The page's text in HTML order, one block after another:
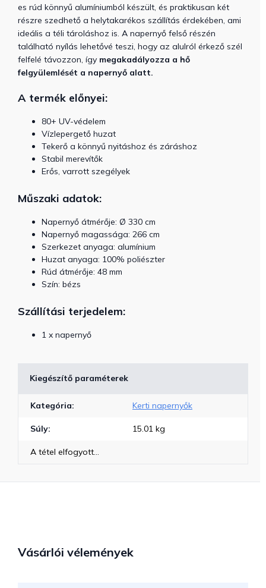
es rúd könnyű alumíniumból készült, és praktikusan két
részre szedhető a helytakarékos szállítás érdekében, ami
ideális a téli tároláshoz is. A napernyő felső részén
található nyílás lehetővé teszi, hogy az alulról érkező szél
felfelé távozzon, így megakadályozza a hő
felgyülemlését a napernyő alatt.
A termék előnyei:
80+ UV-védelem
Vízlepergető huzat
Tekerő a könnyű nyitáshoz és záráshoz
Stabil merevítők
Erős, varrott szegélyek
Műszaki adatok:
Napernyő átmérője: Ø 330 cm
Napernyő magassága: 266 cm
Szerkezet anyaga: alumínium
Huzat anyaga: 100% poliészter
Rúd átmérője: 48 mm
Szín: bézs
Szállítási terjedelem:
1 x napernyő
Kiegészítő paraméterek
Kategória: Kerti napernyők
Súly: 15.01 kg
A tétel elfogyott…
Vásárlói vélemények